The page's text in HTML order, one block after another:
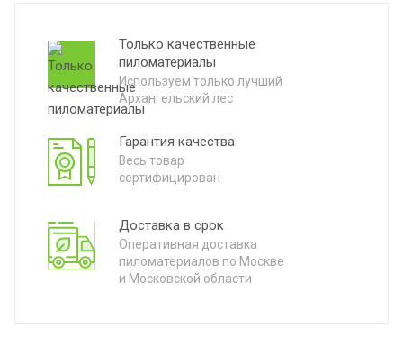
Только качественные
пиломатериалы
Используем только лучший
Архангельский лес
Гарантия качества
Весь товар
сертифицирован
Доставка в срок
Оперативная доставка
пиломатериалов по Москве
и Московской области